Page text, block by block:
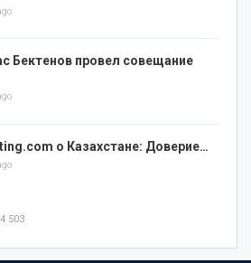
Бектенов провел совещание
о Казахстане: Доверие…
503